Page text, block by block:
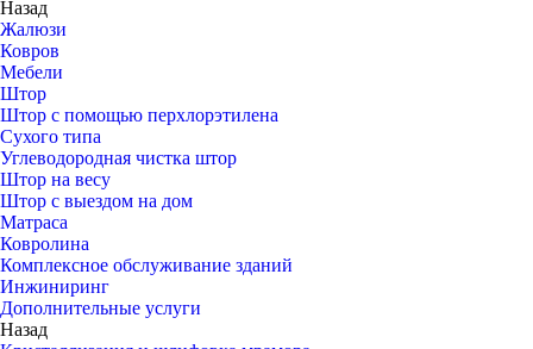
Назад
Жалюзи
Ковров
Мебели
Штор
Штор с помощью перхлорэтилена
Сухого типа
Углеводородная чистка штор
Штор на весу
Штор с выездом на дом
Матраса
Ковролина
Комплексное обслуживание зданий
Инжиниринг
Дополнительные услуги
Назад